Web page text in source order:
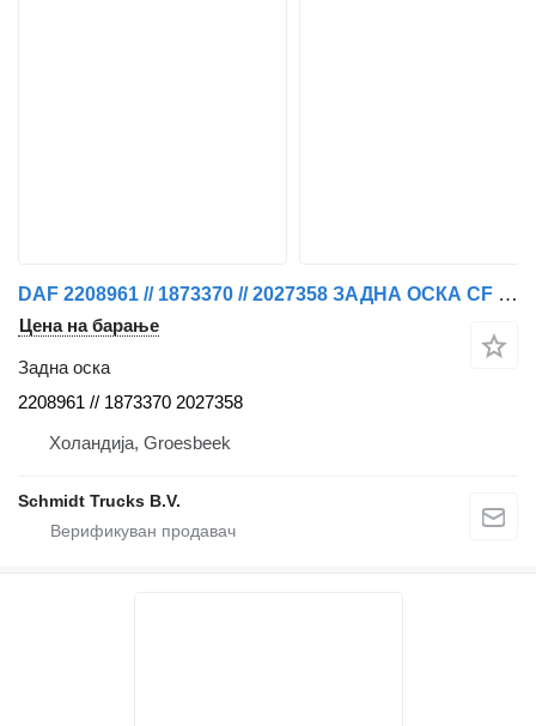
DAF 2208961 // 1873370 // 2027358 ЗАДНА ОСКА CF 450 EURO 6 за камион
Цена на барање
Задна оска
2208961 // 1873370 2027358
Холандија, Groesbeek
Schmidt Trucks B.V.